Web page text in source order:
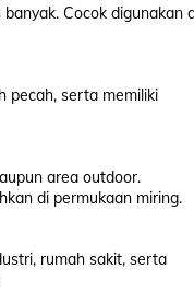
Cocok digunakan
pecah, serta memiliki
area outdoor.
di permukaan miring.
rumah sakit, serta